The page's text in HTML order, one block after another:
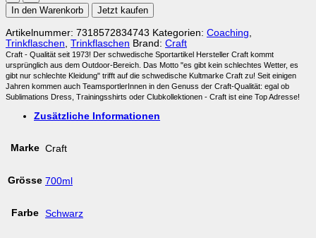
Wasserflasche
7dl
In den Warenkorb Jetzt kaufen
Artikelnummer: 7318572834743 Kategorien: Coaching
Trinkflaschen Trinkflaschen Brand: Craft
Craft - Qualität seit 1973! Der schwedische Sportartikel Hersteller Craft kommt
ursprünglich aus dem Outdoor-Bereich. Das Motto "es gibt kein schlechtes Wetter, es
gibt nur schlechte Kleidung" trifft auf die schwedische Kultmarke Craft zu! Seit einigen
Jahren kommen auch TeamsportlerInnen in den Genuss der Craft-Qualität: egal ob
Sublimations Dress, Trainingsshirts oder Clubkollektionen - Craft ist eine Top Adresse!
Zusätzliche Informationen
Marke Craft
Grösse 700ml
Farbe Schwarz